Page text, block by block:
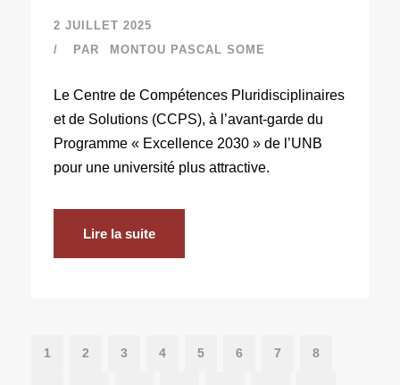
2 JUILLET 2025
PAR
MONTOU PASCAL SOME
Le Centre de Compétences Pluridisciplinaires
et de Solutions (CCPS), à l’avant-garde du
Programme « Excellence 2030 » de l’UNB
pour une université plus attractive.
Lire la suite
1 2 3 4 5 6 7 8